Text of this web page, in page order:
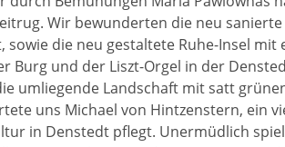
Wir bewunderten die neu
sowie die neu gestaltete Ruhe-Insel
Burg und der Liszt-Orgel in der
umliegende Landschaft mit satt
uns Michael von Hintzenstern, ein
in Denstedt pflegt. Unermüdlich